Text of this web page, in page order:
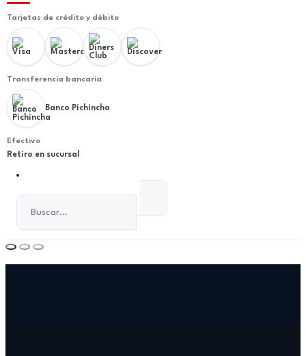
Tarjetas de crédito y débito
Transferencia bancaria
Banco Pichincha
Efectivo
Retiro en sucursal